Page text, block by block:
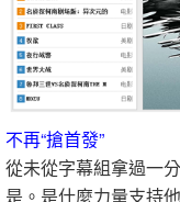
不再“搶首發”
從未從字幕組拿過一
是。是什麼力量支持